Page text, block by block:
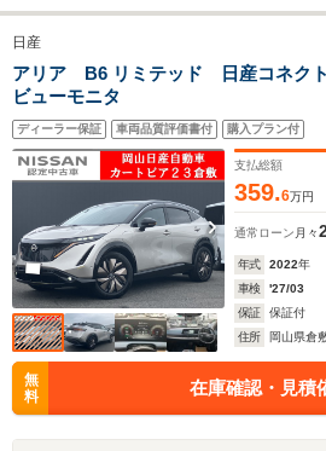
日産
アリア B6 リミテッド 日産コネク
ビューモニタ
ディーラー保証 車両品質評価書付 購入プラン付
支払総額
359.6万円
通常ローン 月々
年式 2022年
車検
'27/03
保証
保証付
住所
岡山県倉
無
料
在庫確認・見積